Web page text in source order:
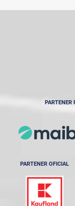
PARTENER
PARTENER OFICIAL